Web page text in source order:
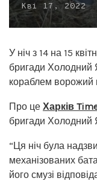
Кві 17, 2022
У ніч з 14 на 15
бригади Холодний
кораблем ворожий
Про це Харків
бригади Холодний
“Ця ніч була
механізованих
його смузі